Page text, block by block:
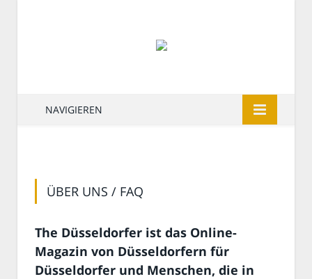
NAVIGIEREN
ÜBER UNS / FAQ
The Düsseldorfer ist das Online-
Magazin von Düsseldorfern für
Düsseldorfer und Menschen, die in